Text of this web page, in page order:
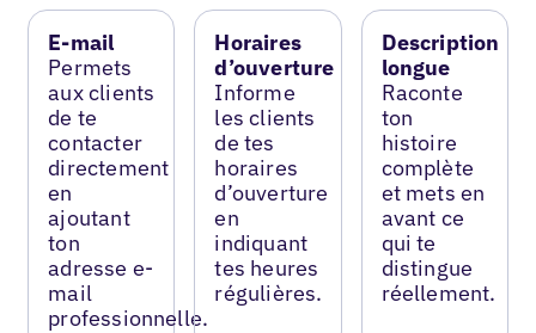
E-mail
Permets
aux clients
de te
contacter
directement
en
ajoutant
ton
adresse e-
mail
professionnelle.
Horaires
d’ouverture
Informe
les clients
de tes
horaires
d’ouverture
en
indiquant
tes heures
régulières.
Description
longue
Raconte
ton
histoire
complète
et mets en
avant ce
qui te
distingue
réellement.